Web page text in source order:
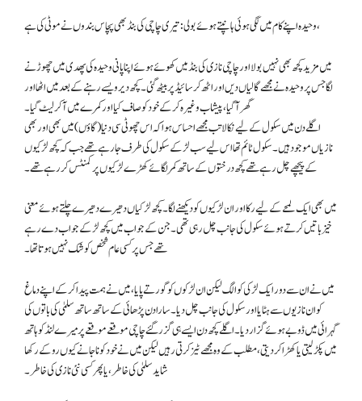
وحیدہ اپنے کام میں لگی ہوئی ہانپتے ہوئے بولی: تیری چاچی کی بنڈ بھی پچاس بندوں نے موٹی کی ہے،
میں مزید کچھ بھی نہیں بولا اور چاچی نازی کی بنڈ میں کھوئے ہوئے اپنا پانی وحیدہ کی پھدی میں چھوڑنے
لگا جس پر وحیدہ نے مجھے گالیاں دیں اور اٹھ کر سائیڈ پر بیٹھ گئی۔ کچھ دیر ویسے رہنے کے بعد میں اٹھا اور
گھر آگیا، پیشاب وغیرہ کرکے خود کو صاف کیا اور کمرے میں آکر لیٹ گیا۔
اگلے دن میں سکول کے لیے نکالا تب مجھے احساس ہوا کہ اس چھوٹی سی دنیا (گاؤں) میں بھی اور بھی
نازیاں موجود ہیں۔ سکول ٹائم تھا اس لیے سب لڑکے سکول کی طرف جارہے تھے جب کہ کچھ لڑکیوں
کے پیچھے چل رہے تھے کچھ درختوں کے ساتھ کمر لگائے کھڑے لڑکیوں پر کمنٹس کررہے تھے۔
میں بھی ایک لمحے کے لیے رکا اور ان لڑکیوں کو دیکھنے لگا۔ کچھ لڑکیاں دھیرے دھیرے چلتے ہوئے معنی
خیز باتیں کرتے ہوئے سکول کی جانب چل رہی تھی۔ جن کے جواب میں کچھ لڑکے جواب دے رہے
تھے جس پر کسی عام شخص کو شک نہیں ہوتا تھا۔
میں نے ان سے دور ایک لڑکی کو الگ لیکن ان لڑکوں کو گورتے پایا، میں نے ہمت پیدا کرکے اپنے دماغ
کو ان نازیوں سے ہٹایا اور سکول کی جانب چل دیا۔ سارا دن پڑھائی کے ساتھ ساتھ سلمیٰ کی باتوں کی
گہرائی میں ڈوبے ہوئے گزار دیا۔ اگلے کچھ دن ایسے ہی گزر گئے چاچی موقعے موقعے پر میرے لنڈ کو ہاتھ
میں پکڑ لیتی یا کھڑا کردیتی، مطلب کے وہ مجھے ٹیز کرتی رہیں لیکن میں نے خود کو ناجانے کیوں روکے رکھا
شاید سلمیٰ کی خاطر، یا پھر کسی نئی نازی کی خاطر۔